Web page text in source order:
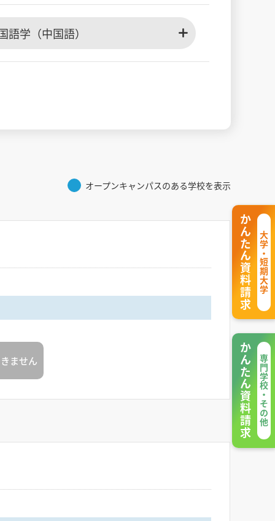
語学（中国語）
オープンキャンパスのある学校を表示
ません
大学・短期大学
かんたん資料請求
専門学校・その他
かんたん資料請求